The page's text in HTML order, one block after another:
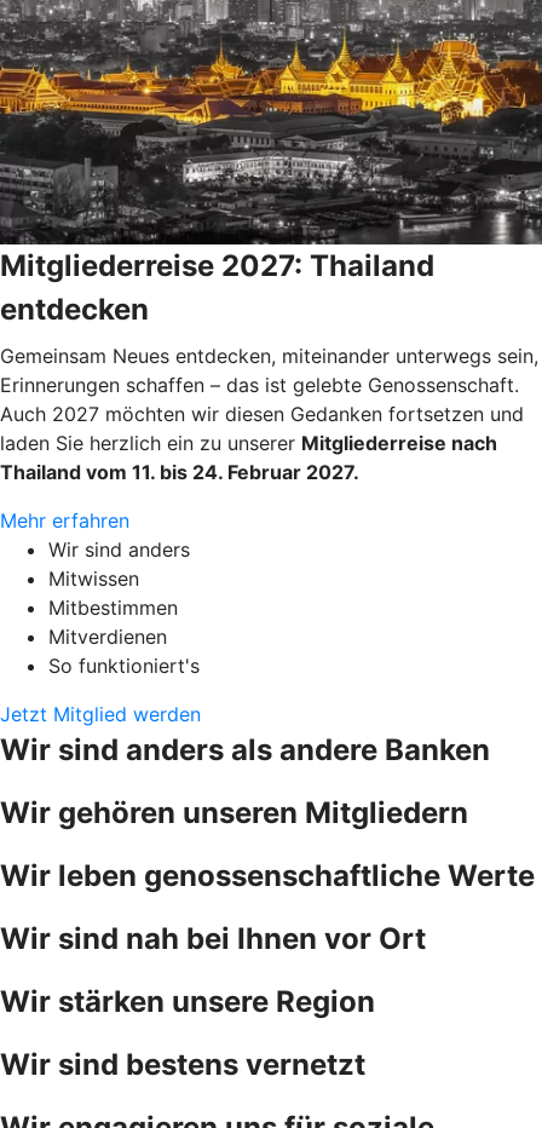
Mitgliederreise 2027: Thailand
entdecken
Gemeinsam Neues entdecken, miteinander unterwegs sein,
Erinnerungen schaffen – das ist gelebte Genossenschaft.
Auch 2027 möchten wir diesen Gedanken fortsetzen und
laden Sie herzlich ein zu unserer Mitgliederreise nach
Thailand vom 11. bis 24. Februar 2027.
Mehr erfahren
Wir sind anders
Mitwissen
Mitbestimmen
Mitverdienen
So funktioniert's
Jetzt Mitglied werden
Wir sind anders als andere Banken
Wir gehören unseren Mitgliedern
Wir leben genossenschaftliche Werte
Wir sind nah bei Ihnen vor Ort
Wir stärken unsere Region
Wir sind bestens vernetzt